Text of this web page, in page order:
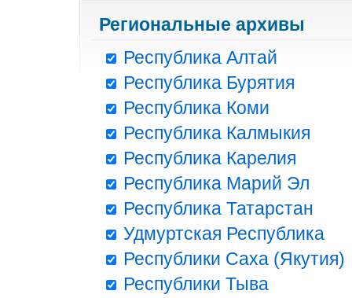
Региональные архивы
Республика Алтай
Республика Бурятия
Республика Коми
Республика Калмыкия
Республика Карелия
Республика Марий Эл
Республика Татарстан
Удмуртская Республика
Республики Саха (Якутия)
Республики Тыва